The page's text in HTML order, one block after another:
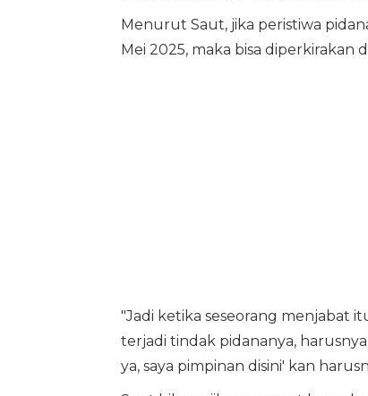
Menurut Saut, jika peristiwa
Mei 2025, maka bisa diperkirakan
"Jadi ketika seseorang menjabat
terjadi tindak pidananya,
ya, saya pimpinan disini' kan